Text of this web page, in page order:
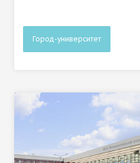
Город-университет